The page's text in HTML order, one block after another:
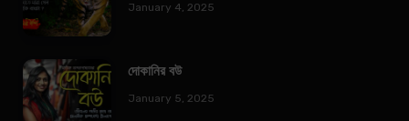
January 4, 2025
দোকানির বউ
January 5, 2025